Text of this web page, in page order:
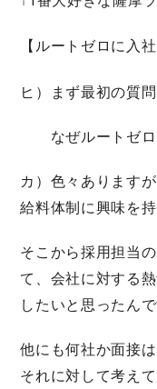
【ルートゼロに入
ヒ）まず最初の質問
なぜルートゼロ
カ）色々あります
給料体制に興味を
そこから採用担当
て、会社に対する
したいと思ったんで
他にも何社か面接
それに対して考え